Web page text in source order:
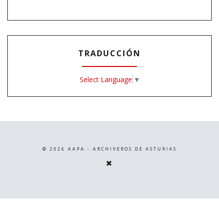
TRADUCCIÓN
Select Language ▼
© 2026 AAPA - ARCHIVEROS DE ASTURIAS